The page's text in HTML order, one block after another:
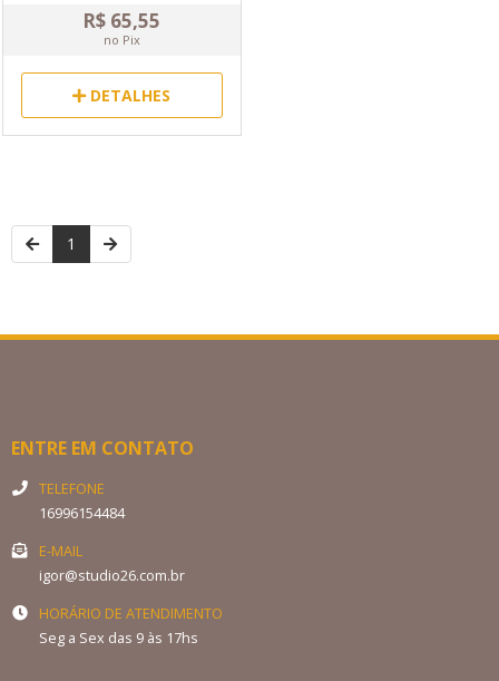
R$ 65,55
no Pix
DETALHES
1
ENTRE EM CONTATO
TELEFONE
16996154484
E-MAIL
igor@studio26.com.br
HORÁRIO DE ATENDIMENTO
Seg a Sex das 9 às 17hs